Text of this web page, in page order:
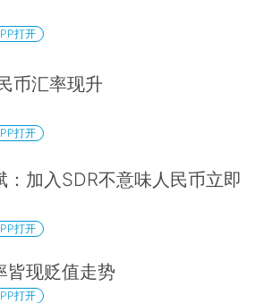
打开
币汇率现升
打开
：加入SDR不意味人民币立即
打开
皆现贬值走势
打开